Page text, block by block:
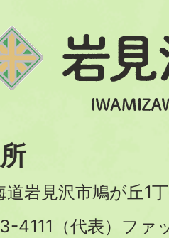
岩見沢市鳩が丘1
4111（代表）フ